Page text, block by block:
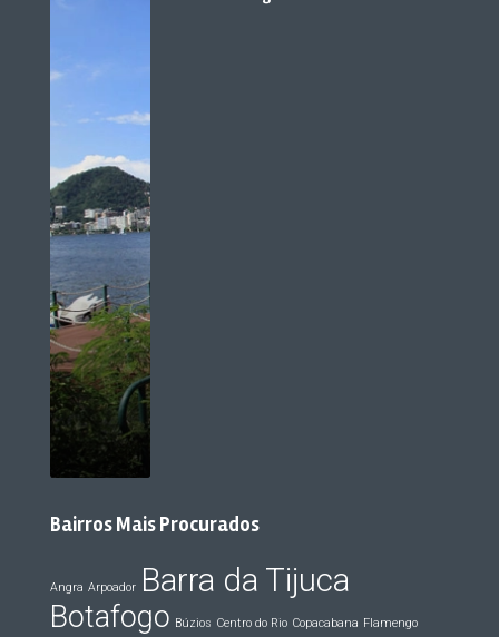
Bairros Mais Procurados
Angra Arpoador Barra da Tijuca
Botafogo Búzios Centro do Rio Copacabana Flamengo